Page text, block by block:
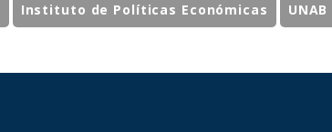
Instituto de Políticas Económicas